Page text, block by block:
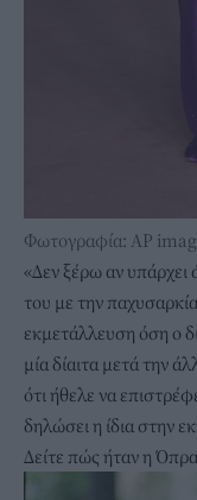
Φωτογραφία: ΑP
«Δεν ξέρω αν
του με την
εκμετάλλευση όση ο
μία δίαιτα μετά την
ότι ήθελε να
δηλώσει η ίδια στην
Δείτε πώς ήταν η